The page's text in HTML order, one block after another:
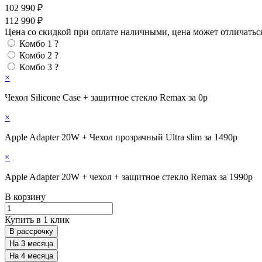
102 990 ₽
112 990 ₽
Цена со скидкой при оплате наличными, цена может
Комбо 1 ?
Комбо 2 ?
Комбо 3 ?
×
Чехол Silicone Case + защитное стекло Remax за 0р
×
Apple Adapter 20W + Чехол прозрачный Ultra slim за 1490р
×
Apple Adapter 20W + чехол + защитное стекло Remax за 1990р
В корзину
Купить в 1 клик
В рассрочку